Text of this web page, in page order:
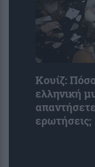
Κουίζ:
ελληνική
ερωτήσεις;